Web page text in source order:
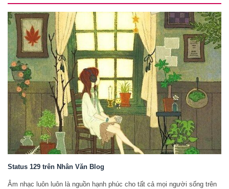
Status 129 trên Nhân Văn Blog
Âm nhạc luôn luôn là nguồn hạnh phúc cho tất cả mọi người sống trên